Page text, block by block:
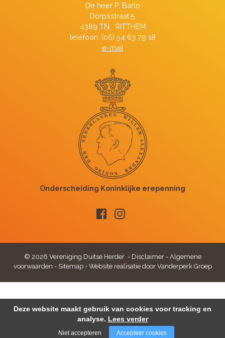
De heer P. Barto
Dorpsstraat 5
4389 TN RITTHEM
telefoon: (06) 54 63 79 18
e-mail
© 2026 Vereniging Duitse Herder - Disclaimer- Algemene
voorwaarden - Sitemap- Website realisatie door Vanderperk Groep
Deze website maakt gebruik van cookies voor tracking en
analyse. Lees verder
Niet accepteren Accepteer cookies